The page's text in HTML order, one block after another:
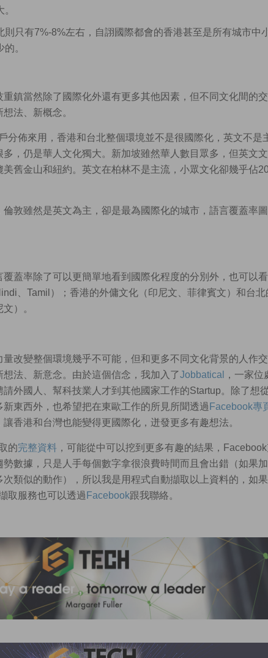
則只有7%-8%左右，自詡國際都會的香港甚至是所有城市中
。
重鎮當然除了國際化外還有更多其他因素，但不同文化間的
法、新概念。
分佈來用，香港和台北整個環境並不是很國際化，英文不是
，仍是華人文化獨大。新加坡雖然華人數目眾多，但英文
舊金山和紐約。英文在柏林不是主流，小眾文化卻幾乎佔
敦雖然是英文為主，卻是最為國際化的城市，語言覆蓋率
蓋率除了可以更簡單地看到國際化程度的分別外，也可以
、Tamil）；香港的外傭文化（印尼文、菲律賓文）和台北
）。
改變整個環境幾乎不可能，但和更多不同文化背景的人作
法、新意念。由於這個信念，我加入了Jobbatical
，一家位
外國人、幫科技業人才到其他國家工作的Startup。除了想
東西外，也希望把在東歐工作的所見所聞透過 Facebook專
香港和台灣也能變得更國際化，迸發更多有趣想法。
的完整資料 ，可能從中可以挖到更多有趣的結果，
數據，只是人手每個數字拿很浪費時間而且會出錯（如果
類似的動作），所以我是用程式自動擷取以上資料的，如
取服務也可以透過 Facebook跟我聯絡。